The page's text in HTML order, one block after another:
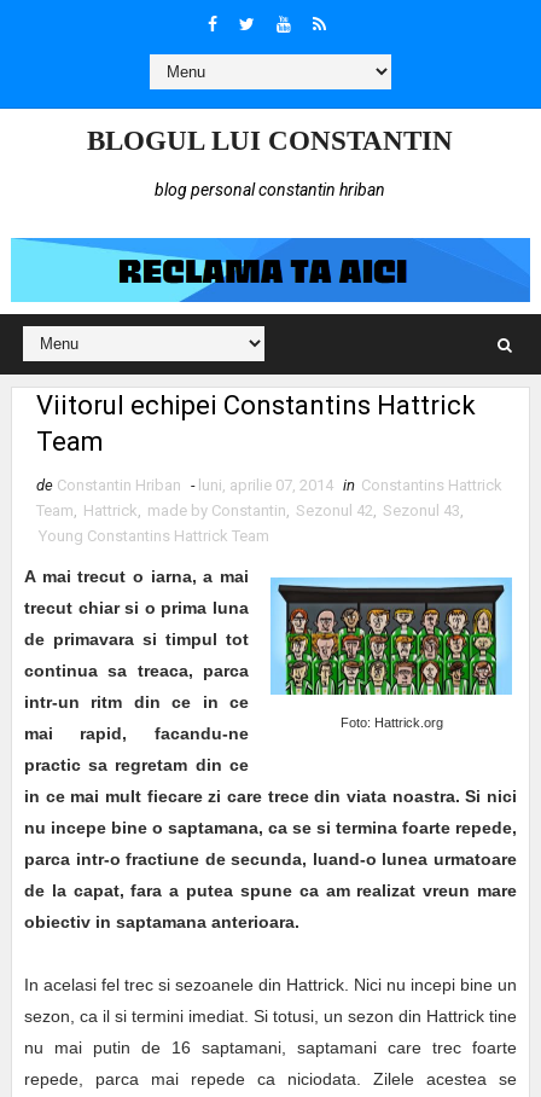
BLOGUL LUI CONSTANTIN
blog personal constantin hriban
Viitorul echipei Constantins Hattrick
Team
de Constantin Hriban - luni, aprilie 07, 2014 in Constantins Hattrick
Team, Hattrick, made by Constantin, Sezonul 42, Sezonul 43,
Young Constantins Hattrick Team
Foto: Hattrick.org
A mai trecut o iarna, a mai
trecut chiar si o prima luna
de primavara si timpul tot
continua sa treaca, parca
intr-un ritm din ce in ce
mai rapid, facandu-ne
practic sa regretam din ce
in ce mai mult fiecare zi care trece din viata noastra. Si nici
nu incepe bine o saptamana, ca se si termina foarte repede,
parca intr-o fractiune de secunda, luand-o lunea urmatoare
de la capat, fara a putea spune ca am realizat vreun mare
obiectiv in saptamana anterioara.
In acelasi fel trec si sezoanele din Hattrick. Nici nu incepi bine un
sezon, ca il si termini imediat. Si totusi, un sezon din Hattrick tine
nu mai putin de 16 saptamani, saptamani care trec foarte
repede, parca mai repede ca niciodata. Zilele acestea se